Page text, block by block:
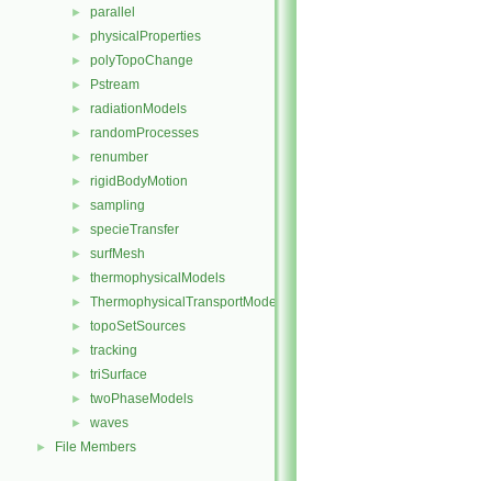
► parallel
► physicalProperties
► polyTopoChange
► Pstream
► radiationModels
► randomProcesses
► renumber
► rigidBodyMotion
► sampling
► specieTransfer
► surfMesh
► thermophysicalModels
► ThermophysicalTransportModels
► topoSetSources
► tracking
► triSurface
► twoPhaseModels
► waves
► File Members